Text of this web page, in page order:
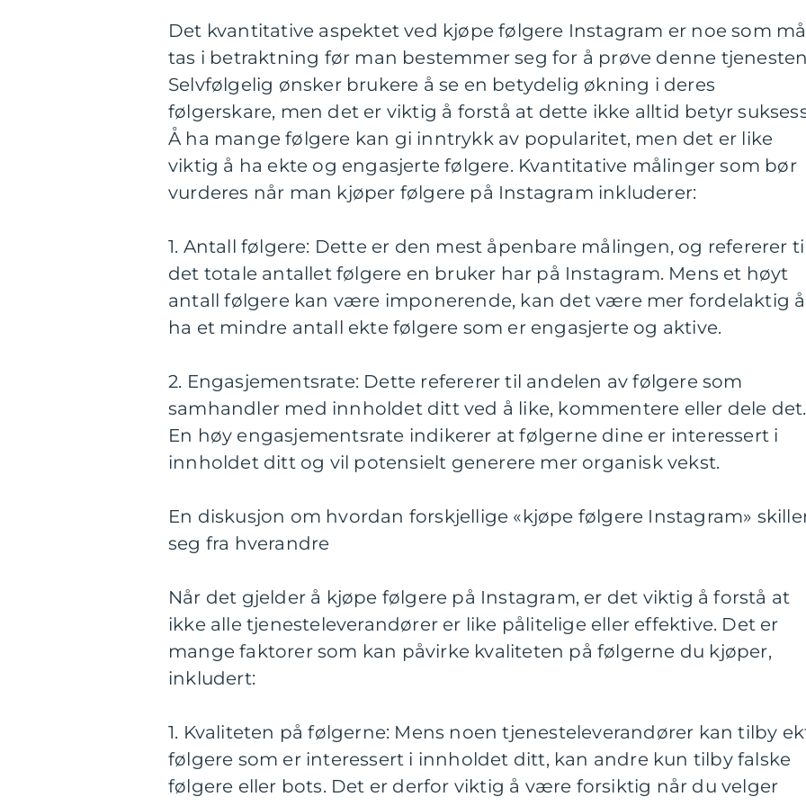
Det kvantitative aspektet ved kjøpe følgere Instagram er noe som må
tas i betraktning før man bestemmer seg for å prøve denne
Selvfølgelig ønsker brukere å se en betydelig økning i deres
følgerskare, men det er viktig å forstå at dette ikke alltid betyr
Å ha mange følgere kan gi inntrykk av popularitet, men det er like
viktig å ha ekte og engasjerte følgere. Kvantitative målinger som bør
vurderes når man kjøper følgere på Instagram inkluderer:
1. Antall følgere: Dette er den mest åpenbare målingen, og refererer
det totale antallet følgere en bruker har på Instagram. Mens et høyt
antall følgere kan være imponerende, kan det være mer fordelaktig å
ha et mindre antall ekte følgere som er engasjerte og aktive.
2. Engasjementsrate: Dette refererer til andelen av følgere som
samhandler med innholdet ditt ved å like, kommentere eller dele det.
En høy engasjementsrate indikerer at følgerne dine er interessert i
innholdet ditt og vil potensielt generere mer organisk vekst.
En diskusjon om hvordan forskjellige «kjøpe følgere Instagram»
seg fra hverandre
Når det gjelder å kjøpe følgere på Instagram, er det viktig å forstå at
ikke alle tjenesteleverandører er like pålitelige eller effektive. Det er
mange faktorer som kan påvirke kvaliteten på følgerne du kjøper,
inkludert:
1. Kvaliteten på følgerne: Mens noen tjenesteleverandører kan tilby
følgere som er interessert i innholdet ditt, kan andre kun tilby falske
følgere eller bots. Det er derfor viktig å være forsiktig når du velger